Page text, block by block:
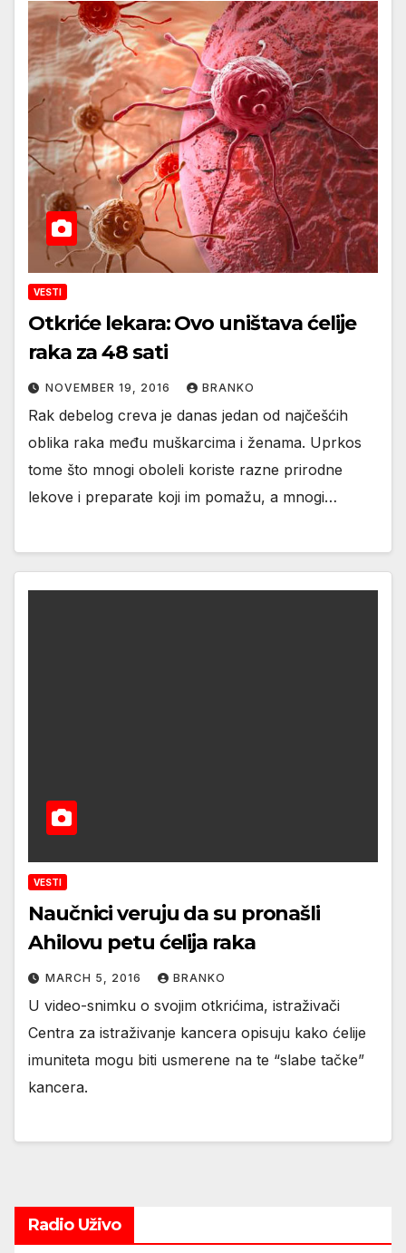
VESTI
Otkriće lekara: Ovo uništava ćelije
raka za 48 sati
NOVEMBER 19, 2016 BRANKO
Rak debelog creva je danas jedan od najčešćih
oblika raka među muškarcima i ženama. Uprkos
tome što mnogi oboleli koriste razne prirodne
lekove i preparate koji im pomažu, a mnogi…
VESTI
Naučnici veruju da su pronašli
Ahilovu petu ćelija raka
MARCH 5, 2016 BRANKO
U video-snimku o svojim otkrićima, istraživači
Centra za istraživanje kancera opisuju kako ćelije
imuniteta mogu biti usmerene na te “slabe tačke”
kancera.
Radio Uživo